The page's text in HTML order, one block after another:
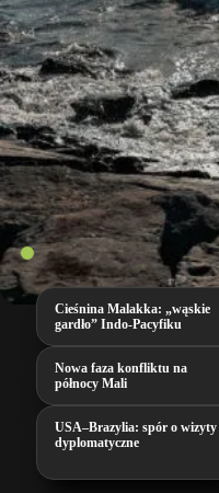
Cieśnina Malakka: „wąskie
gardło” Indo-Pacyfiku
Nowa faza konfliktu na
północy Mali
USA–Brazylia: spór o wizyty
dyplomatyczne